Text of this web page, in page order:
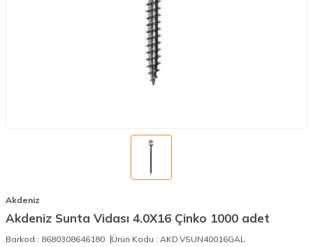
Akdeniz
Akdeniz Sunta Vidası 4.0X16 Çinko 1000 adet
Barkod : 8680308646180 Ürün Kodu : AKD.VSUN40016GAL